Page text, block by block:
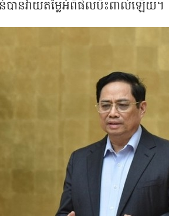
ានវាយតម្លៃអំពីផលប៉ះពាល់ឡើយ។